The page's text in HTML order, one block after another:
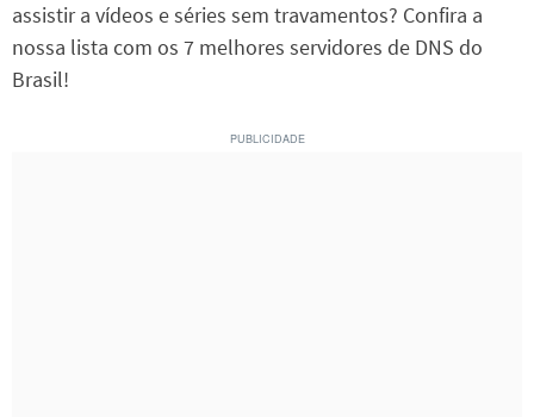
assistir a vídeos e séries sem travamentos? Confira a
nossa lista com os 7 melhores servidores de DNS do
Brasil!